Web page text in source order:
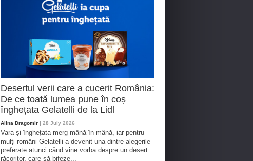
Desertul verii care a cucerit România:
De ce toată lumea pune în coș
înghețata Gelatelli de la Lidl
Alina Dragomir | 28 July 2026
Vara și înghețata merg mână în mână, iar pentru
mulți români Gelatelli a devenit una dintre alegerile
preferate atunci când vine vorba despre un desert
răcoritor, care să bifeze...